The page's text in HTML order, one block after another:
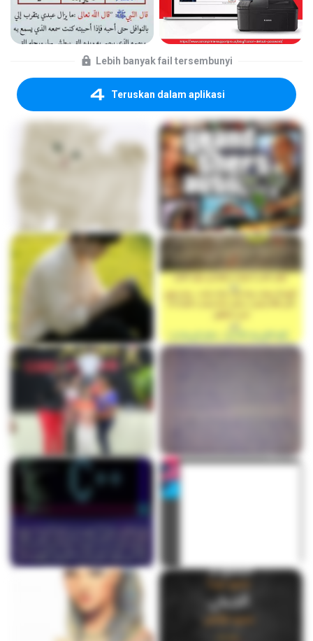
Lebih banyak fail tersembunyi
Teruskan dalam aplikasi